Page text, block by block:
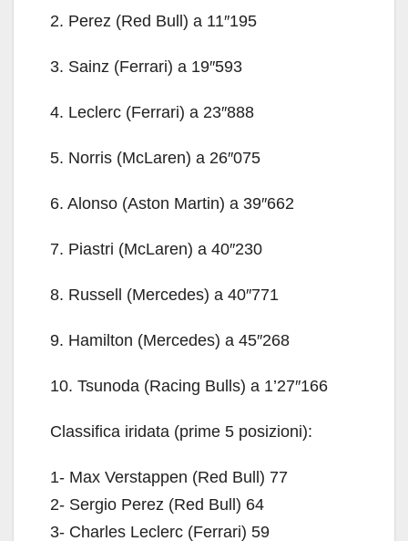
2. Perez (Red Bull) a 11″195
3. Sainz (Ferrari) a 19″593
4. Leclerc (Ferrari) a 23″888
5. Norris (McLaren) a 26″075
6. Alonso (Aston Martin) a 39″662
7. Piastri (McLaren) a 40″230
8. Russell (Mercedes) a 40″771
9. Hamilton (Mercedes) a 45″268
10. Tsunoda (Racing Bulls) a 1’27″166
Classifica iridata (prime 5 posizioni):
1- Max Verstappen (Red Bull) 77
2- Sergio Perez (Red Bull) 64
3- Charles Leclerc (Ferrari) 59